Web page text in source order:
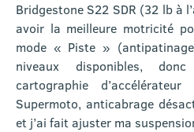
Bridgestone S22 SDR (32 lb à
avoir la meilleure motricité
mode « Piste »
niveaux disponibles,
cartographie
Supermoto, anticabrage
et j’ai fait ajuster ma